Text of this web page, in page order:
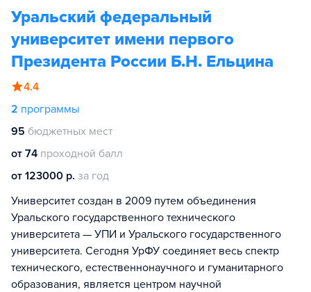
Уральский федеральный
университет имени первого
Президента России Б.Н. Ельцина
4.4
2 программы
95 бюджетных мест
от 74 проходной балл
от 123000 р. за год
Университет создан в 2009 путем объединения
Уральского государственного технического
университета — УПИ и Уральского государственного
университета. Сегодня УрФУ соединяет весь спектр
технического, естественнонаучного и гуманитарного
образования, является центром научной